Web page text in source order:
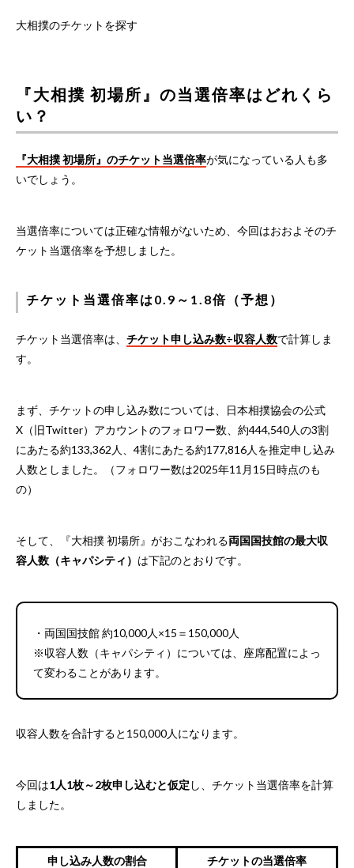
大相撲のチケットを探す
『大相撲 初場所』の当選倍率はどれくら
い？
『大相撲 初場所』のチケット当選倍率が気になっている人も多
いでしょう。
当選倍率については正確な情報がないため、今回はおおよそのチ
ケット当選倍率を予想しました。
チケット当選倍率は0.9～1.8倍（予想）
チケット当選倍率は、 チケット申し込み数÷収容人数で計算しま
す。
まず、チケットの申し込み数については、日本相撲協会の公式
X（旧Twitter）アカウントのフォロワー数、約444,540人の3割
にあたる約133,362人、4割にあたる約177,816人を推定申し込み
人数としました。（フォロワー数は2025年11月15日時点のも
の）
そして、『大相撲 初場所』がおこなわれる両国国技館の最大収
容人数（キャパシティ） は下記のとおりです。
・両国国技館 約10,000人×15＝150,000人
※収容人数（キャパシティ）については、座席配置によっ
て変わることがあります。
収容人数を合計すると150,000人になります。
今回は1人1枚～2枚申し込むと仮定 し、チケット当選倍率を計算
しました。
申し込み人数の割合 チケットの当選倍率